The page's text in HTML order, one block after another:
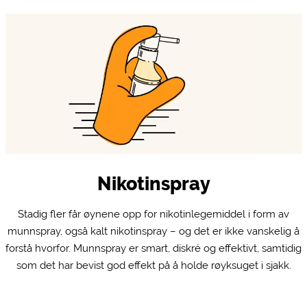
Nikotinspray
Stadig fler får øynene opp for nikotinlegemiddel i form av
munnspray, også kalt nikotinspray – og det er ikke vanskelig å
forstå hvorfor. Munnspray er smart, diskré og effektivt, samtidig
som det har bevist god effekt på å holde røyksuget i sjakk.